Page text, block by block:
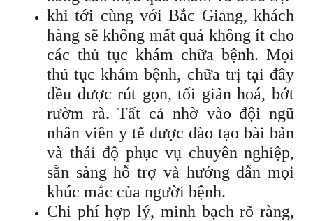
khi tới cùng với Bắc Giang, khách
hàng sẽ không mất quá không ít cho
các thủ tục khám chữa bệnh. Mọi
thủ tục khám bệnh, chữa trị tại đây
đều được rút gọn, tối giản hoá, bớt
rườm rà. Tất cả nhờ vào đội ngũ
nhân viên y tế được đào tạo bài bản
và thái độ phục vụ chuyên nghiệp,
sẵn sàng hỗ trợ và hướng dẫn mọi
khúc mắc của người bệnh.
Chi phí hợp lý, minh bạch rõ ràng,